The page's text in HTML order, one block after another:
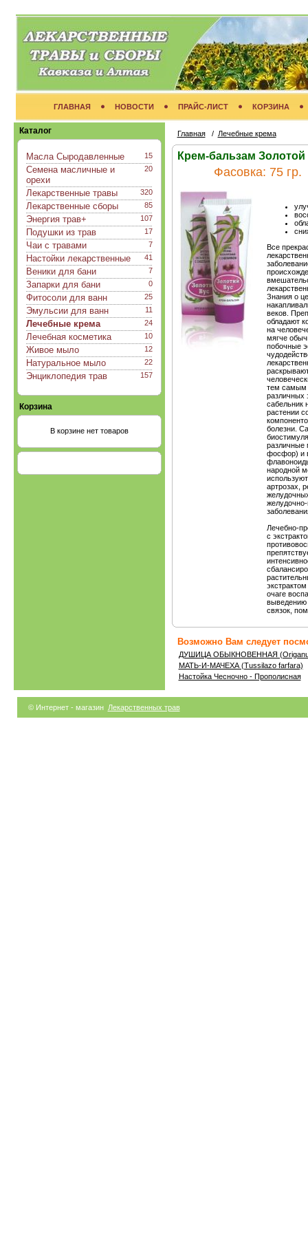
ГЛАВНАЯ НОВОСТИ ПРАЙС-ЛИСТ КОРЗИНА
Каталог
15
Масла Сыродавленные
20
Семена масличные и
орехи
320
Лекарственные травы
85
Лекарственные сборы
107
Энергия трав+
17
Подушки из трав
7
Чаи с травами
41
Настойки лекарственные
7
Веники для бани
0
Запарки для бани
25
Фитосоли для ванн
11
Эмульсии для ванн
24
Лечебные крема
10
Лечебная косметика
12
Живое мыло
22
Натуральное мыло
157
Энциклопедия трав
Корзина
В корзине нет товаров
Главная/ Лечебные крема
Крем-бальзам
Фасовка: 75 гр.
Все
Знания о
веков.
обладают
на
мягче
побочные
тем самым
различных
сабельник
растении
болезни.
различные
фосфор) и
народной
арт­розах,
желудочно-
Лечебно-
с
очаге
выведению
связок,
Возможно Вам следует
ДУШИЦА ОБЫКНОВЕННАЯ
МАТЬ-И-МАЧЕХА (Tussilazo farfara)
Настойка Чесночно - Прополисная
© Интернет - магазин Лекарственных трав